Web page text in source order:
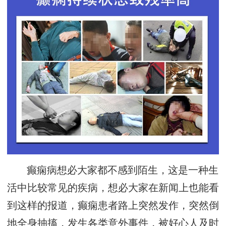
癫痫病想必大家都不感到陌生，这是一种生
活中比较常见的疾病，想必大家在新闻上也能看
到这样的报道，癫痫患者路上突然发作，突然倒
地全身抽搐，发生各类意外事件，被好心人及时